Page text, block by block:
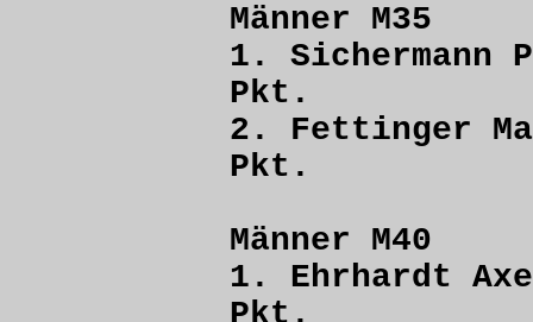
Männer M35
1.
Pkt.
2. Fettinger
Pkt.
Männer M40
1. Ehrhardt
Pkt.